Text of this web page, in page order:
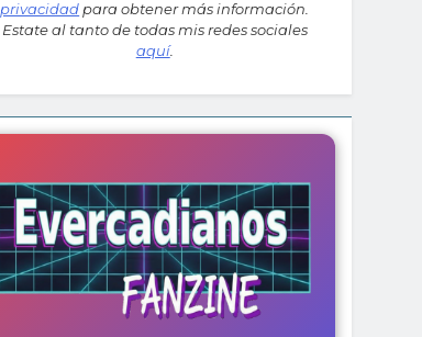
privacidad para obtener más información.
Estate al tanto de todas mis redes sociales
aquí.